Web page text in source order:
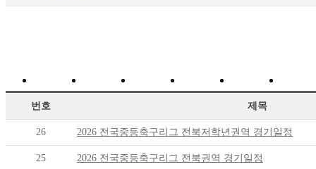
번호 제목
26 2026 전국중등축구리그 전북저학년권역 경기일정
25 2026 전국중등축구리그 전북권역 경기일정